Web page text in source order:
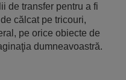
de transfer pentru a fi
călcat pe tricouri,
pe orice obiecte de
dumneavoastră.